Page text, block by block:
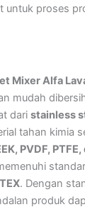
untuk proses
Mixer Alfa
mudah
dari stainless
tahan kimia
PVDF,
. Dengan
produk